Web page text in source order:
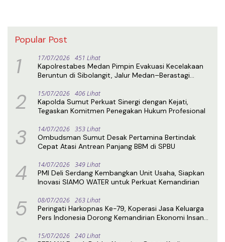
Popular Post
1 17/07/2026 451 Lihat
Kapolrestabes Medan Pimpin Evakuasi Kecelakaan
Beruntun di Sibolangit, Jalur Medan–Berastagi
2 15/07/2026 406 Lihat
Kapolda Sumut Perkuat Sinergi dengan Kejati,
Tegaskan Komitmen Penegakan Hukum Profesional
3 14/07/2026 353 Lihat
Ombudsman Sumut Desak Pertamina Bertindak
Cepat Atasi Antrean Panjang BBM di SPBU
4 14/07/2026 349 Lihat
PMI Deli Serdang Kembangkan Unit Usaha, Siapkan
Inovasi SIAMO WATER untuk Perkuat Kemandirian
5 08/07/2026 263 Lihat
Peringati Harkopnas Ke-79, Koperasi Jasa Keluarga
Pers Indonesia Dorong Kemandirian Ekonomi Insan
15/07/2026 240 Lihat